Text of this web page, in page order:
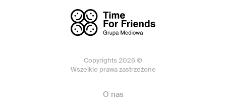
Copyrights 2026 ©
Wszelkie prawa zastrzeżone
O nas